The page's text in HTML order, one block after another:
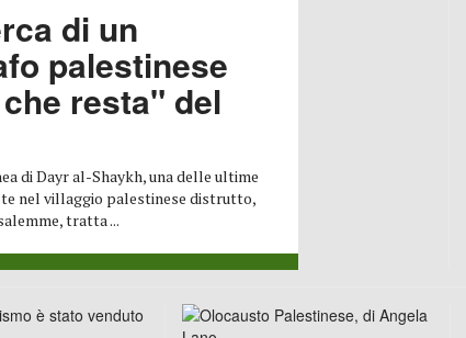
di un
palestinese
resta" del
di Dayr al-Shaykh, una delle ultime
nel villaggio palestinese distrutto,
tratta ...